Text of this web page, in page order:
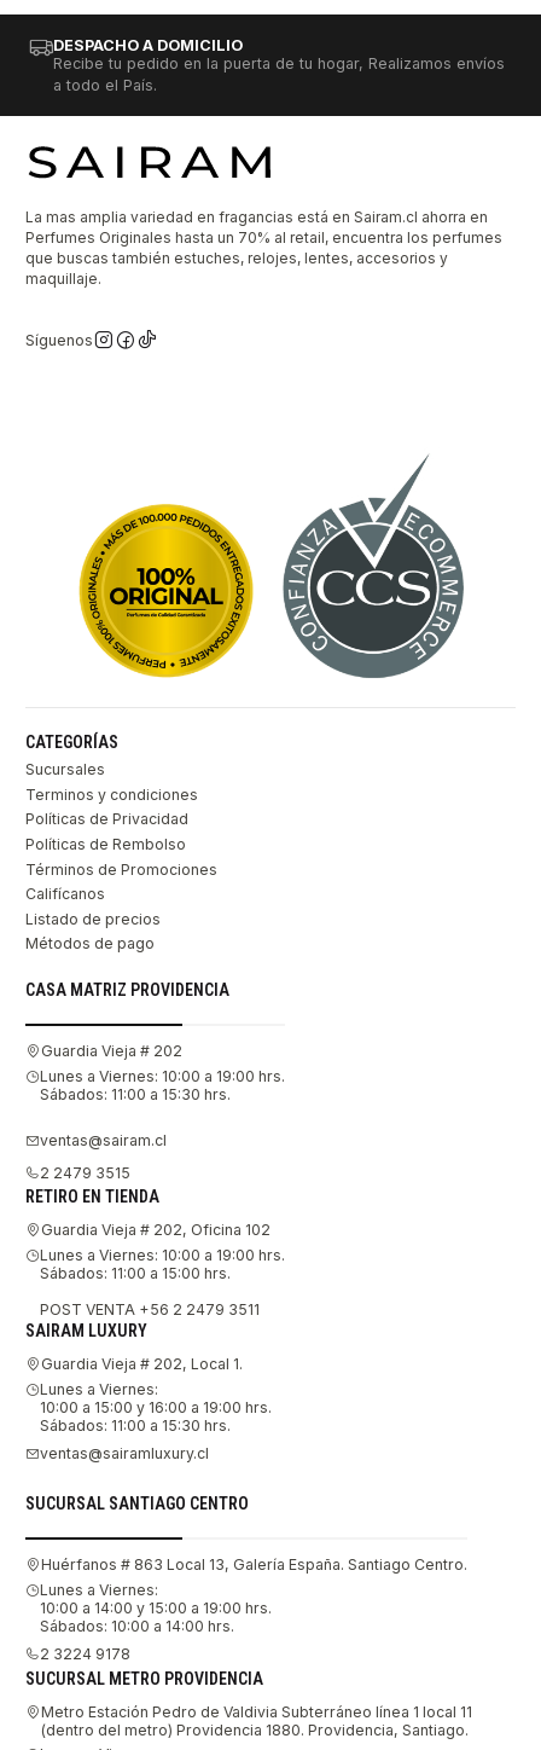
DESPACHO A DOMICILIO
Recibe tu pedido en la puerta de tu hogar, Realizamos envíos
a todo el País.
La mas amplia variedad en fragancias está en Sairam.cl ahorra en
Perfumes Originales hasta un 70% al retail, encuentra los perfumes
que buscas también estuches, relojes, lentes, accesorios y
maquillaje.
Síguenos
CATEGORÍAS
Sucursales
Terminos y condiciones
Políticas de Privacidad
Políticas de Rembolso
Términos de Promociones
Califícanos
Listado de precios
Métodos de pago
CASA MATRIZ PROVIDENCIA
Guardia Vieja # 202
Lunes a Viernes: 10:00 a 19:00 hrs.
Sábados: 11:00 a 15:30 hrs.
ventas@sairam.cl
2 2479 3515
RETIRO EN TIENDA
Guardia Vieja # 202, Oficina 102
Lunes a Viernes: 10:00 a 19:00 hrs.
Sábados: 11:00 a 15:00 hrs.
POST VENTA +56 2 2479 3511
SAIRAM LUXURY
Guardia Vieja # 202, Local 1.
Lunes a Viernes:
10:00 a 15:00 y 16:00 a 19:00 hrs.
Sábados: 11:00 a 15:30 hrs.
ventas@sairamluxury.cl
SUCURSAL SANTIAGO CENTRO
Huérfanos # 863 Local 13, Galería España. Santiago Centro.
Lunes a Viernes:
10:00 a 14:00 y 15:00 a 19:00 hrs.
Sábados: 10:00 a 14:00 hrs.
2 3224 9178
SUCURSAL METRO PROVIDENCIA
Metro Estación Pedro de Valdivia Subterráneo línea 1 local 11
(dentro del metro) Providencia 1880. Providencia, Santiago.